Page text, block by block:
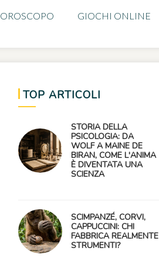
OROSCOPO GIOCHI ONLINE
TOP ARTICOLI
STORIA DELLA
PSICOLOGIA: DA
WOLF A MAINE DE
BIRAN, COME L'ANIMA
È DIVENTATA UNA
SCIENZA
SCIMPANZÉ, CORVI,
CAPPUCCINI: CHI
FABBRICA REALMENTE
STRUMENTI?